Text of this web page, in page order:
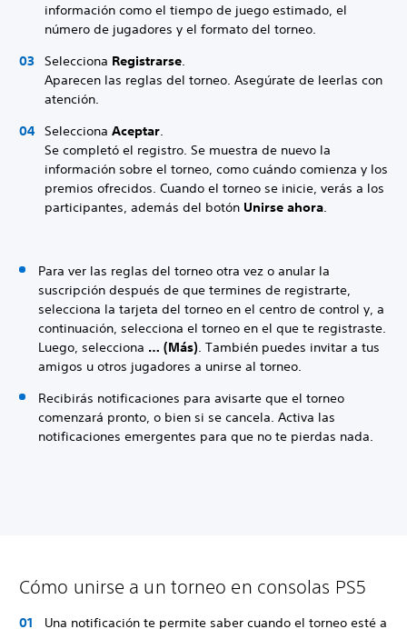
información como el tiempo de juego estimado, el
número de jugadores y el formato del torneo.
Selecciona Registrarse.
Aparecen las reglas del torneo. Asegúrate de leerlas con
atención.
Selecciona Aceptar.
Se completó el registro. Se muestra de nuevo la
información sobre el torneo, como cuándo comienza y los
premios ofrecidos. Cuando el torneo se inicie, verás a los
participantes, además del botón Unirse ahora.
Para ver las reglas del torneo otra vez o anular la
suscripción después de que termines de registrarte,
selecciona la tarjeta del torneo en el centro de control y, a
continuación, selecciona el torneo en el que te registraste.
Luego, selecciona … (Más). También puedes invitar a tus
amigos u otros jugadores a unirse al torneo.
Recibirás notificaciones para avisarte que el torneo
comenzará pronto, o bien si se cancela. Activa las
notificaciones emergentes para que no te pierdas nada.
Cómo unirse a un torneo en consolas PS5
Una notificación te permite saber cuando el torneo esté a